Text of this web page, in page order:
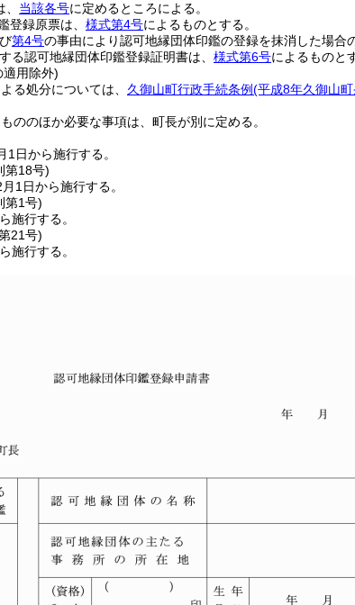
当該各号に定めるところによる。
登録原票は、 様式第4号によるものとする。
第4号の事由により認可地縁団体印鑑の登録を抹消した場合
る認可地縁団体印鑑登録証明書は、 様式第6号によるものと
用除外)
る処分については、 久御山町行政手続条例(平成8年久御山
ののほか必要な事項は、町長が別に定める。
日から施行する。
第18号)
1日から施行する。
第1号)
施行する。
21号)
施行する。